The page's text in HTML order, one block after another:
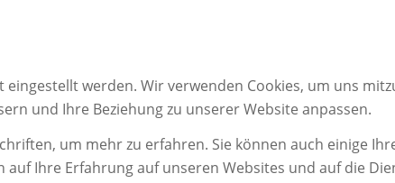
werden. Wir verwenden Cookies, um uns
und Ihre Beziehung zu unserer Website anpassen.
um mehr zu erfahren. Sie können auch einige
Ihre Erfahrung auf unseren Websites und auf die